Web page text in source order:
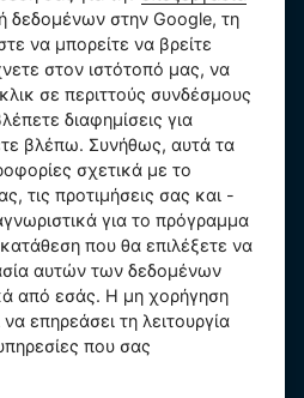
cookie
στο Δημοτικό Δικαστήριο της
74759. ΑΜΕ 26150808, ΑΦΜ
δεδομένων στην Google, τη
να μπορείτε να βρείτε
στον ιστότοπό μας, να
σε περιττούς συνδέσμους
διαφημίσεις για
βλέπω. Συνήθως, αυτά τα
σχετικά με το
τις προτιμήσεις σας και -
για το πρόγραμμα
που θα επιλέξετε να
αυτών των δεδομένων
από εσάς. Η μη χορήγηση
επηρεάσει τη λειτουργία
που σας